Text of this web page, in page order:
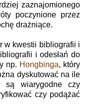
zaznajomionego
poczynione przez
drażniące.
w kwestii bibliografii i
i odesłań do
np. Hongbinga, który
dyskutować na ile
są wiarygodne czy
czy podążać